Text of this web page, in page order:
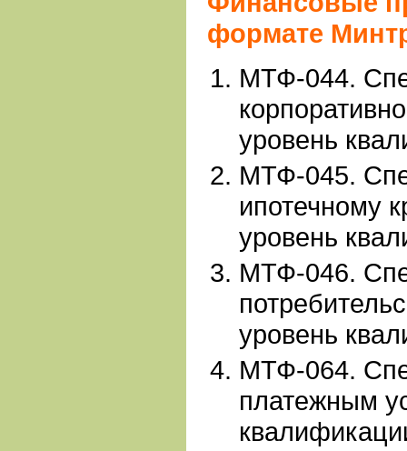
формате
МТФ-044.
уровень
МТФ-045.
ипотечному
уровень
МТФ-046.
уровень
МТФ-064.
платежным